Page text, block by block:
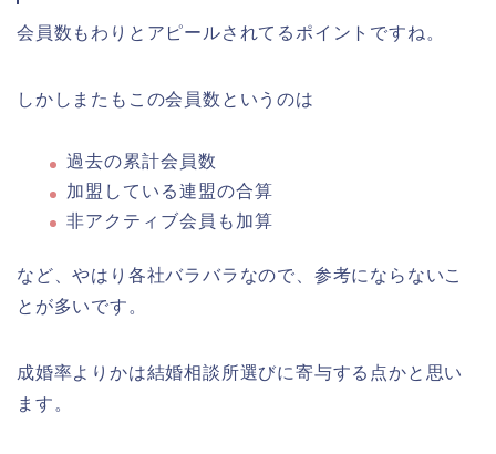
会員数もわりとアピールされてるポイントですね。
しかしまたもこの会員数というのは
過去の累計会員数
加盟している連盟の合算
非アクティブ会員も加算
など、やはり各社バラバラなので、参考にならないこ
とが多いです。
成婚率よりかは結婚相談所選びに寄与する点かと思い
ます。